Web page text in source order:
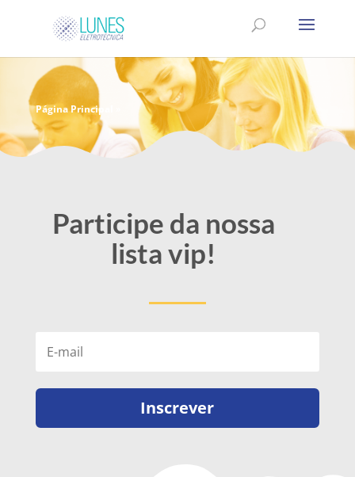
Página Principal
Participe da nossa
lista vip!
Inscrever